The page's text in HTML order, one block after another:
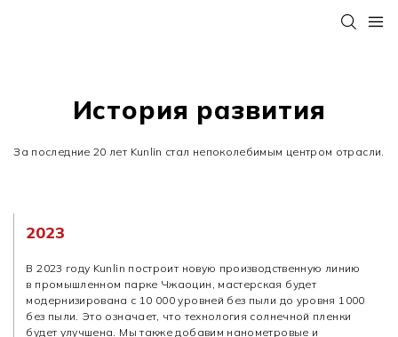
История развития
За последние 20 лет Kunlin стал непоколебимым центром отрасли.
2023
В 2023 году Kunlin построит новую производственную линию
в промышленном парке Чжаоцин, мастерская будет
модернизирована с 10 000 уровней без пыли до уровня 1000
без пыли. Это означает, что технология солнечной пленки
будет улучшена. Мы также добавим нанометровые и